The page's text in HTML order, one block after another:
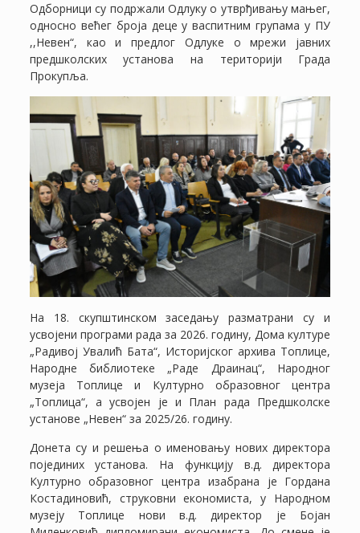
Одборници су подржали Одлуку о утврђивању мањег,
односно већег броја деце у васпитним групама у ПУ
,,Невен“, као и предлог Одлуке о мрежи јавних
предшколских установа на територији Града
Прокупља.
На 18. скупштинском заседању разматрани су и
усвојени програми рада за 2026. годину, Дома културе
„Радивој Увалић Бата“, Историјског архива Топлице,
Народне библиотеке „Раде Драинац“, Народног
музеја Топлице и Културно образовног центра
„Топлица“, а усвојен је и План рада Предшколске
установе „Невен“ за 2025/26. годину.
Донета су и решења о именовању нових директора
појединих установа. На функцију в.д. директора
Културно образовног центра изабрана је Гордана
Костадиновић, струковни економиста, у Народном
музеју Топлице нови в.д. директор је Бојан